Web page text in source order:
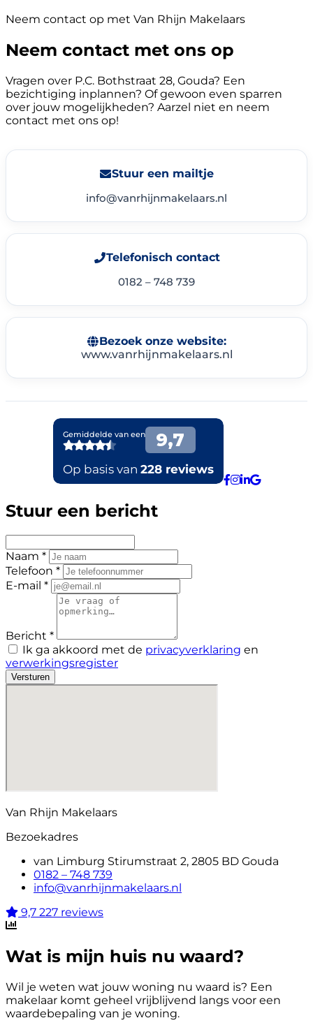
Neem contact op met Van Rhijn Makelaars
Neem contact met ons op
Vragen over P.C. Bothstraat 28, Gouda? Een
bezichtiging inplannen? Of gewoon even sparren
over jouw mogelijkheden? Aarzel niet en neem
contact met ons op!
Stuur een mailtje
info@vanrhijnmakelaars.nl
Telefonisch contact
0182 – 748 739
Bezoek onze website:
www.vanrhijnmakelaars.nl
Stuur een bericht
Naam *
Telefoon *
E-mail *
Bericht *
Ik ga akkoord met de privacyverklaring en
verwerkingsregister
Versturen
Van Rhijn Makelaars
Bezoekadres
van Limburg Stirumstraat 2, 2805 BD Gouda
0182 – 748 739
info@vanrhijnmakelaars.nl
9,7 227 reviews
Wat is mijn huis nu waard?
Wil je weten wat jouw woning nu waard is? Een
makelaar komt geheel vrijblijvend langs voor een
waardebepaling van je woning.